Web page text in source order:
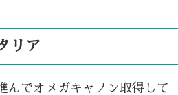
リア
んでオメガキャノン取得して